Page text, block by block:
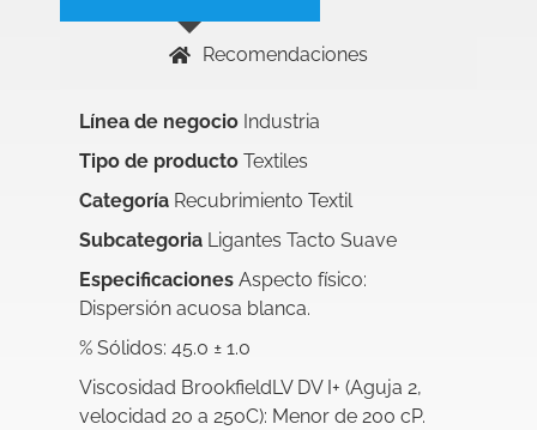
Recomendaciones
Línea de negocio Industria
Tipo de producto Textiles
Categoría Recubrimiento Textil
Subcategoria Ligantes Tacto Suave
Especificaciones Aspecto físico:
Dispersión acuosa blanca.
% Sólidos: 45.0 ± 1.0
Viscosidad BrookfieldLV DV I+ (Aguja 2,
velocidad 20 a 25oC): Menor de 200 cP.